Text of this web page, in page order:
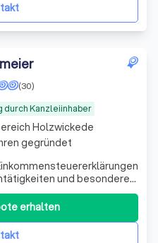
durch Kanzleiinhaber
(30)
und besondere
und unkompliziert.
erhalten
Holzwickede
gegründet